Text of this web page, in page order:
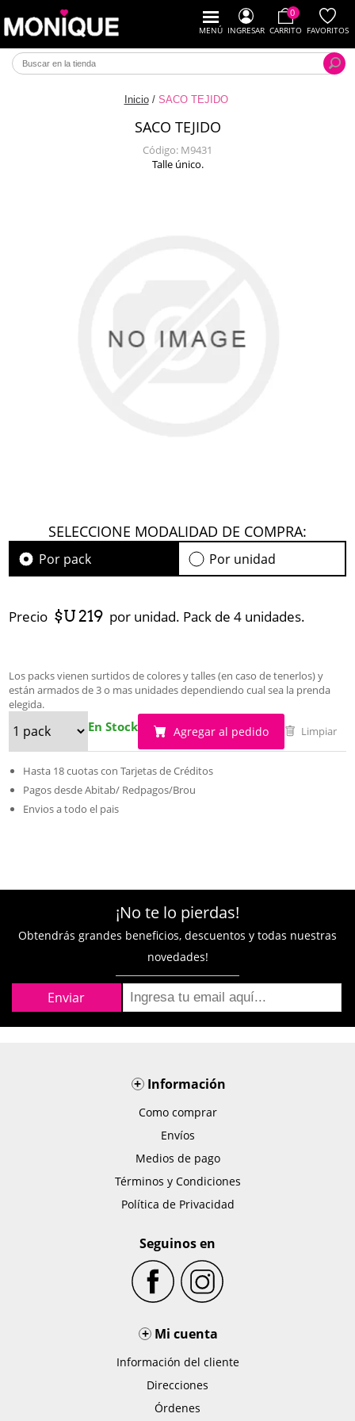
MENÚ INGRESAR
0
CARRITO FAVORITOS
Inicio / SACO TEJIDO
SACO TEJIDO
Código: M9431
Talle único.
SELECCIONE MODALIDAD DE COMPRA:
Por pack Por unidad
Precio $U 219 por unidad. Pack de 4 unidades.
Los packs vienen surtidos de colores y talles (en caso de tenerlos) y
están armados de 3 o mas unidades dependiendo cual sea la prenda
elegida.
En Stock Agregar al pedido Limpiar
Hasta 18 cuotas con Tarjetas de Créditos
Pagos desde Abitab/ Redpagos/Brou
Envios a todo el pais
¡No te lo pierdas!
Obtendrás grandes beneficios, descuentos y todas nuestras
novedades!
+Información
Como comprar
Envíos
Medios de pago
Términos y Condiciones
Política de Privacidad
Seguinos en
+ Mi cuenta
Información del cliente
Direcciones
Órdenes